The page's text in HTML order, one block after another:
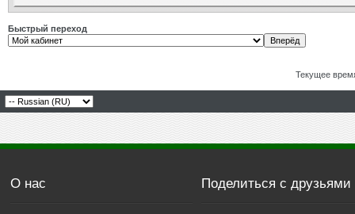
Быстрый переход
Текущее
О нас Поделиться с друзьями